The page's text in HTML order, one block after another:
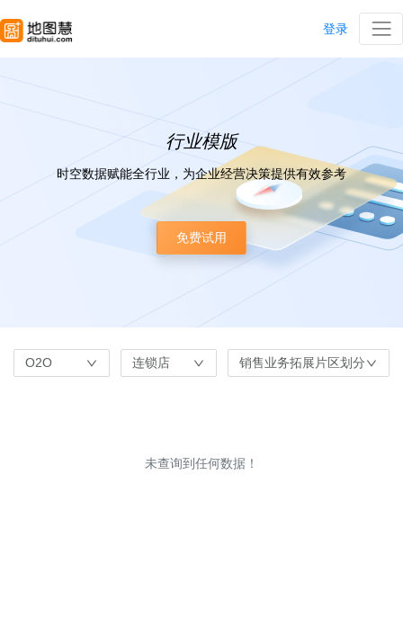
登录
行业模版
时空数据赋能全行业，为企业经营决策提供有效参考
免费试用
O2O 连锁店 销售业务拓展片区划分
未查询到任何数据！